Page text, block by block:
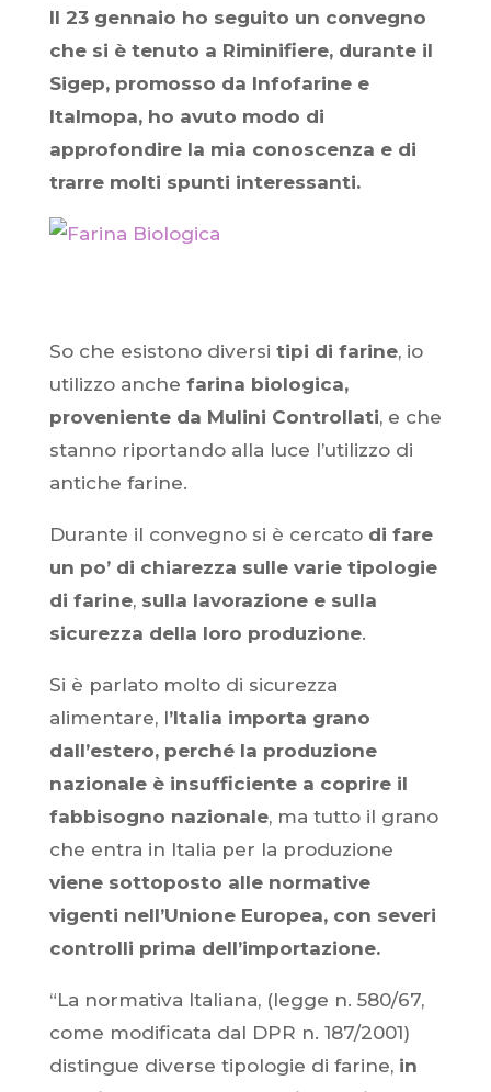
Il 23 gennaio ho seguito un convegno
che si è tenuto a Riminifiere, durante il
Sigep, promosso da Infofarine e
Italmopa, ho avuto modo di
approfondire la mia conoscenza e di
trarre molti spunti interessanti.
So che esistono diversi tipi di farine, io
utilizzo anche farina biologica,
proveniente da Mulini Controllati, e che
stanno riportando alla luce l’utilizzo di
antiche farine.
Durante il convegno si è cercato di fare
un po’ di chiarezza sulle varie tipologie
di farine, sulla lavorazione e sulla
sicurezza della loro produzione.
Si è parlato molto di sicurezza
alimentare, l’Italia importa grano
dall’estero, perché la produzione
nazionale è insufficiente a coprire il
fabbisogno nazionale, ma tutto il grano
che entra in Italia per la produzione
viene sottoposto alle normative
vigenti nell’Unione Europea, con severi
controlli prima dell’importazione.
“La normativa Italiana, (legge n. 580/67,
come modificata dal DPR n. 187/2001)
distingue diverse tipologie di farine, in